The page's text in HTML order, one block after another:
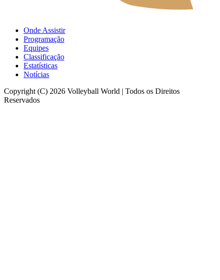
Onde Assistir
Programação
Equipes
Classificação
Estatísticas
Notícias
Copyright (C) 2026 Volleyball World | Todos os Direitos
Reservados